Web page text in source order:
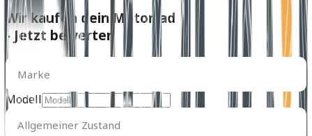
Wir kaufen dein Motorrad
- Jetzt bewerten
Marke
Marke
Modell
Allgemeiner
Zustand
Allgemeiner Zustand